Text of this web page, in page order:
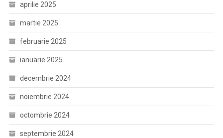
aprilie 2025
martie 2025
februarie 2025
ianuarie 2025
decembrie 2024
noiembrie 2024
octombrie 2024
septembrie 2024